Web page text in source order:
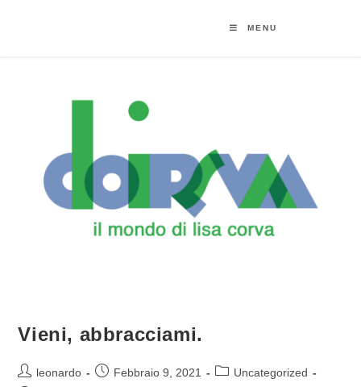
MENU
Vieni, abbracciami.
leonardo Febbraio 9, 2021
Uncategorized